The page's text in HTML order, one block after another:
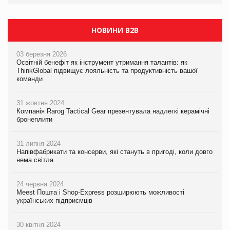
НОВИНИ B2B
03 березня 2026
Освітній бенефіт як інструмент утримання талантів: як
ThinkGlobal підвищує лояльність та продуктивність вашої
команди
31 жовтня 2024
Компанія Rarog Tactical Gear презентувала надлегкі керамічні
бронеплити
31 липня 2024
Напівфабрикати та консерви, які стануть в пригоді, коли довго
нема світла
24 червня 2024
Meest Пошта і Shop-Express розширюють можливості
українських підприємців
30 квітня 2024